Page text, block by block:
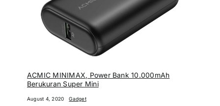
ACMIC MINIMAX, Power Bank 10.000mAh
Berukuran Super Mini
August 4, 2020 Gadget